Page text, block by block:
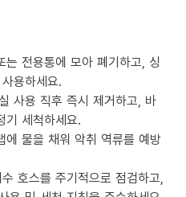
전용통에 모아 폐기하고, 싱
용하세요.
사용 직후 즉시 제거하고, 바
기 세척하세요.
에 물을 채워 악취 역류를 예방
호스를 주기적으로 점검하고,